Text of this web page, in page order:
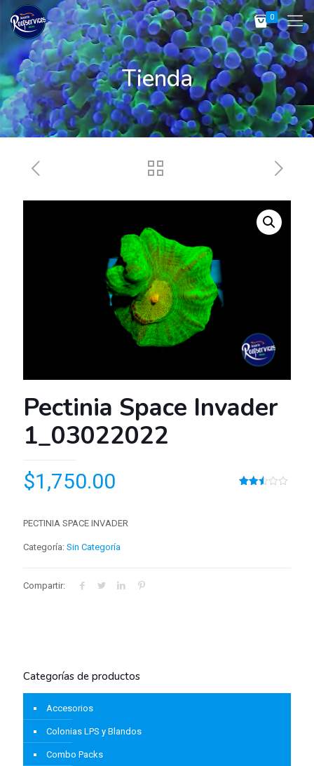
0
Tienda
Pectinia Space Invader
1_03022022
$1,750.00
PECTINIA SPACE INVADER
Categoría: Sin Categoría
Compartir:
Categorías de productos
Accesorios
Colonias LPS y Blandos
Combo Packs